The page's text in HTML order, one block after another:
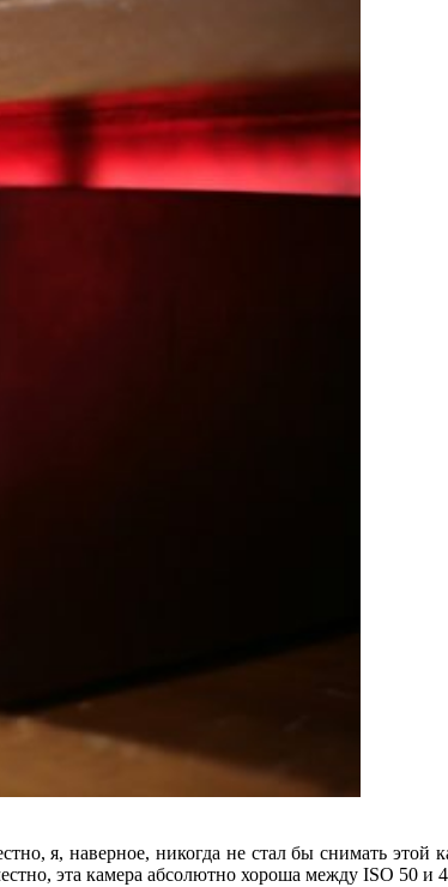
я, наверное, никогда не стал бы снимать этой
эта камера абсолютно хороша между ISO 50 и